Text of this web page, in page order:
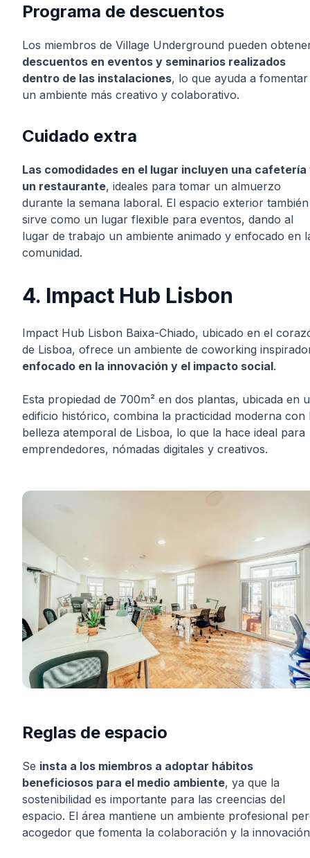
Programa de descuentos
Los miembros de Village Underground pueden
descuentos en eventos y seminarios realizados
dentro de las instalaciones, lo que ayuda a fomentar
un ambiente más creativo y colaborativo.
Cuidado extra
Las comodidades en el lugar incluyen una cafetería
un restaurante, ideales para tomar un almuerzo
durante la semana laboral. El espacio exterior también
sirve como un lugar flexible para eventos, dando al
lugar de trabajo un ambiente animado y enfocado en
comunidad.
4. Impact Hub Lisbon
Impact Hub Lisbon Baixa-Chiado, ubicado en el
de Lisboa, ofrece un ambiente de coworking
enfocado en la innovación y el impacto social.
Esta propiedad de 700m² en dos plantas, ubicada en
edificio histórico, combina la practicidad moderna con
belleza atemporal de Lisboa, lo que la hace ideal para
emprendedores, nómadas digitales y creativos.
Reglas de espacio
Se insta a los miembros a adoptar hábitos
beneficiosos para el medio ambiente, ya que la
sostenibilidad es importante para las creencias del
espacio. El área mantiene un ambiente profesional
acogedor que fomenta la colaboración y la